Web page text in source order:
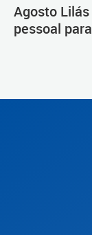
Agosto
pessoal